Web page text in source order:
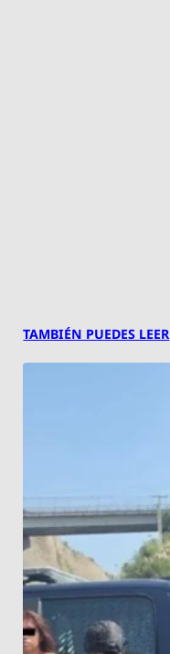
TAMBIÉN PUEDES LEER